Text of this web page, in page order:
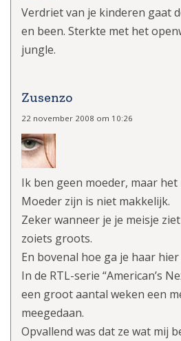
Verdriet van je kinderen gaat
en been. Sterkte met het
jungle.
Zusenzo
22 november 2008 om 10:26
Ik ben geen moeder, maar het
Moeder zijn is niet makkelijk.
Zeker wanneer je je meisje
zoiets groots.
En bovenal hoe ga je haar
In de RTL-serie “American’s
een groot aantal weken een
meegedaan.
Opvallend was dat ze wat mij